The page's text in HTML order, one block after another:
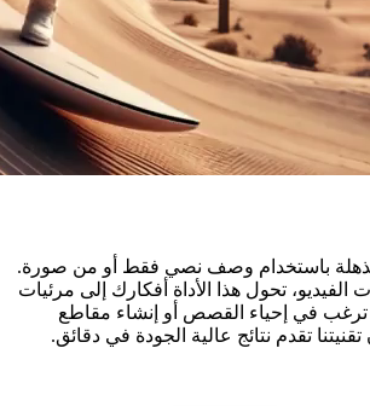
باستخدام وصف نصي فقط أو من صورة.
تحول هذا الأداة أفكارك إلى مرئيات
ترغب في إحياء القصص أو إنشاء مقاطع
تقدم نتائج عالية الجودة في دقائق.